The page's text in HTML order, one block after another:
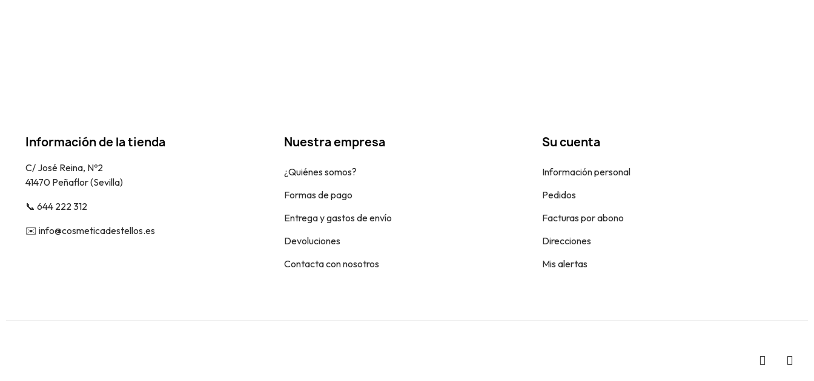
Información de la tienda
C/ José Reina, Nº2
41470 Peñaflor (Sevilla)
📞​ 644 222 312
✉️​ info@cosmeticadestellos.es
Nuestra empresa
¿Quiénes somos?
Formas de pago
Entrega y gastos de envío
Devoluciones
Contacta con nosotros
Su cuenta
Información personal
Pedidos
Facturas por abono
Direcciones
Mis alertas